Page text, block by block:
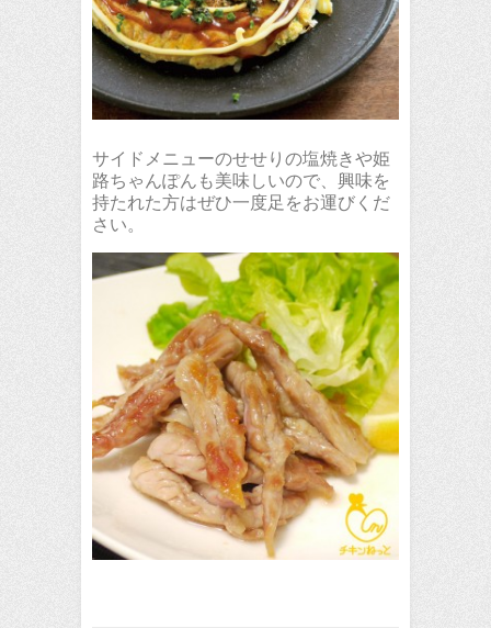
サイドメニューのせせりの塩焼きや姫
路ちゃんぽんも美味しいので、興味を
持たれた方はぜひ一度足をお運びくだ
さい。